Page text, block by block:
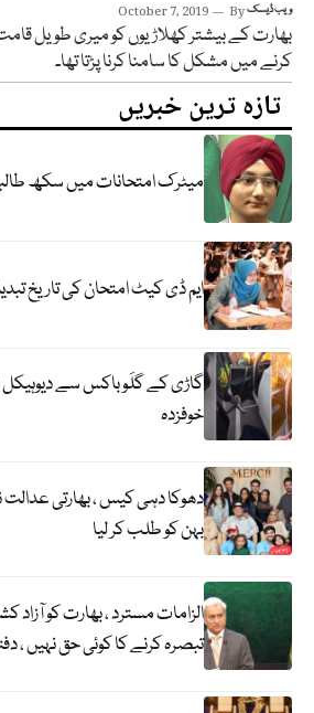
October 7, 2019 Byویب ڈیسک
بھارت کے بیشتر کھلاڑیوں کو میری طویل
کرنے میں مشکل کا سامنا کرنا پڑتا تھا۔
تازہ ترین خبریں
میٹرک امتحانات میں سکھ
ایم ڈی کیٹ امتحان کی تاریخ
گاڑی کے گلَو باکس سے دیوہیکل
خوفزدہ
دھوکا دہی کیس ، بھارتی
بہن کو طلب کر لیا
الزامات مسترد ، بھارت کو
تبصرہ کرنے کا کوئی حق نہیں ،